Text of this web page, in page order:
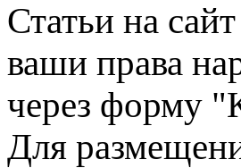
Статьи на
ваши права
через форму
Для